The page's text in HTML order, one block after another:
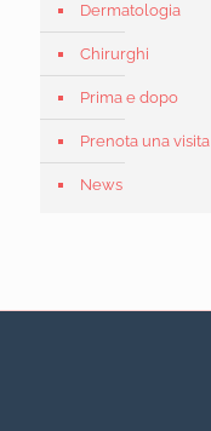
Dermatologia
Chirurghi
Prima e dopo
Prenota una visita
News